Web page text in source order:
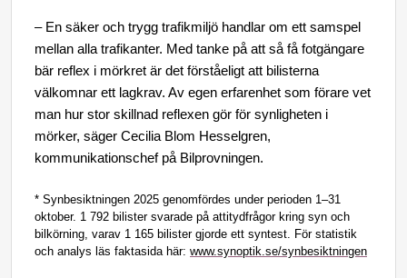
– En säker och trygg trafikmiljö handlar om ett samspel
mellan alla trafikanter. Med tanke på att så få fotgängare
bär reflex i mörkret är det förståeligt att bilisterna
välkomnar ett lagkrav. Av egen erfarenhet som förare vet
man hur stor skillnad reflexen gör för synligheten i
mörker, säger Cecilia Blom Hesselgren,
kommunikationschef på Bilprovningen.
* Synbesiktningen 2025 genomfördes under perioden 1–31
oktober. 1 792 bilister svarade på attitydfrågor kring syn och
bilkörning, varav 1 165 bilister gjorde ett syntest. För statistik
och analys läs faktasida här: www.synoptik.se/synbesiktningen